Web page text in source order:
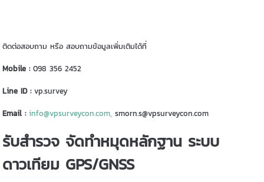
ติดต่อสอบถาม หรือ สอบถามข้อมูลเพิ่มเติมได้ที่
Mobile : 098 356 2452
Line ID : vp.survey
Email : info@vpsurveycon.com, smorn.s@vpsurveycon.com
รับสำรวจ จัดทำหมุดหลักฐาน ระบบ
ดาวเทียม GPS/GNSS